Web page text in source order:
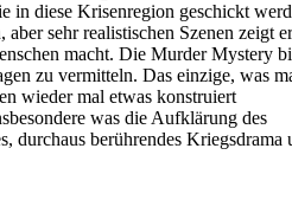
in diese Krisenregion geschickt
sehr realistischen Szenen zeigt er
macht. Die Murder Mystery
zu vermitteln. Das einzige, was
wieder mal etwas konstruiert
was die Aufklärung des
durchaus berührendes Kriegsdrama